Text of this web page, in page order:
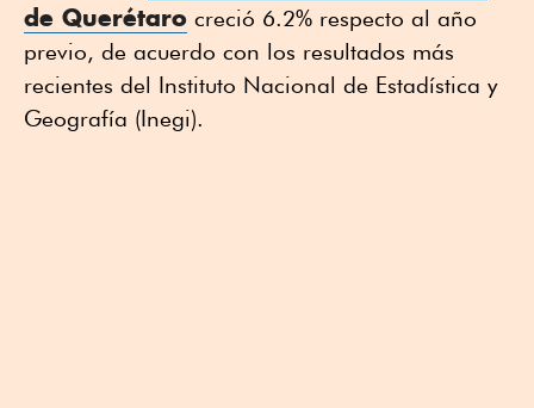
de Querétaro creció 6.2% respecto al año
previo, de acuerdo con los resultados más
recientes del Instituto Nacional de Estadística y
Geografía (Inegi).